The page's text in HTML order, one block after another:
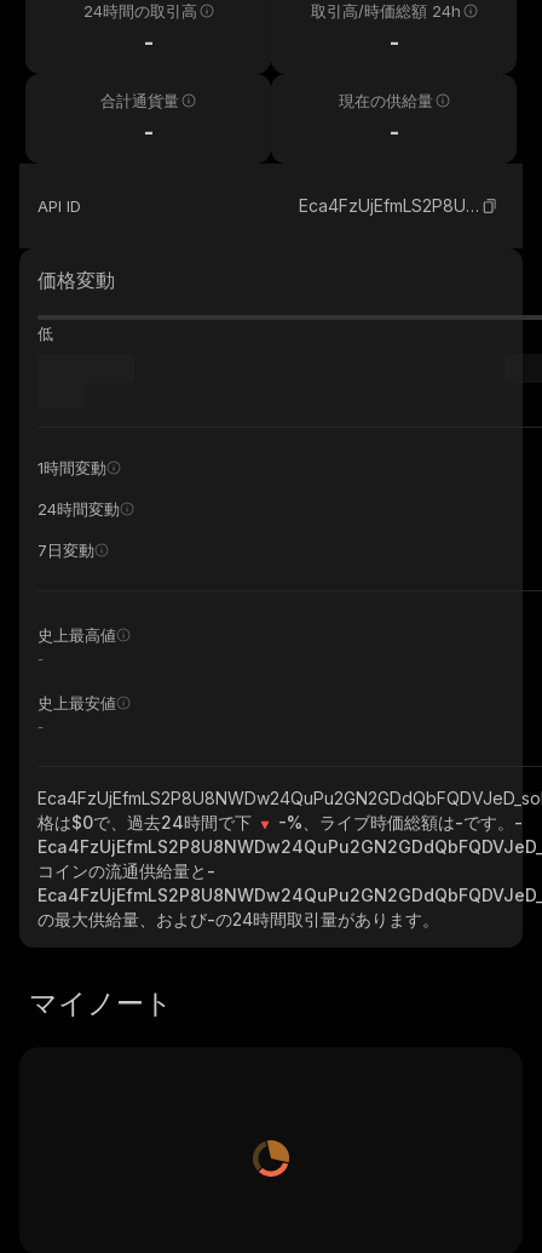
24時間の取引高
-
取引高/時価総額 24h
-
合計通貨量
-
現在の供給量
-
API ID Eca4FzUjEfmLS2P8U8NWDw24QuPu2GN2GDdQbFQDVJeD_solana
価格変動
低
1時間変動
24時間変動
7日変動
史上最高値
-
史上最安値
-
格は$0で、過去24時間で下
-% 、ライブ時価総額は-です。 -
コインの流通供給量と -
の最大供給量、および-の24時間取引量があります。
マイノート